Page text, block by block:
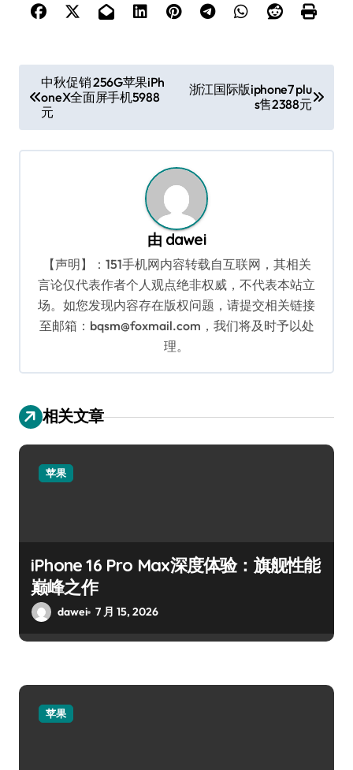
章
导
航
中秋促销 256G苹果iPh
oneX全面屏手机5988
元
浙江国际版iphone7 plu
s售2388元
由 dawei
【声明】：151手机网内容转载自互联网，其相关
言论仅代表作者个人观点绝非权威，不代表本站立
场。如您发现内容存在版权问题，请提交相关链接
至邮箱：bqsm@foxmail.com，我们将及时予以处
理。
相关文章
苹果
iPhone 16 Pro Max深度体验：旗舰性能
巅峰之作
dawei 7 月 15, 2026
苹果